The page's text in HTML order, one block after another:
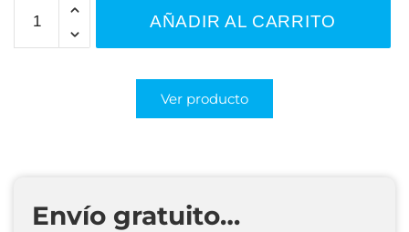
AÑADIR AL CARRITO
Ver producto
Envío gratuito…